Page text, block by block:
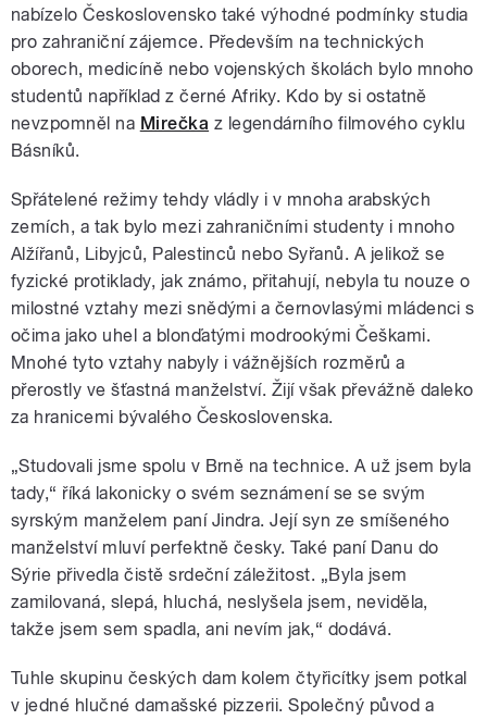
nabízelo Československo také výhodné podmínky studia
pro zahraniční zájemce. Především na technických
oborech, medicíně nebo vojenských školách bylo mnoho
studentů například z černé Afriky. Kdo by si ostatně
nevzpomněl na Mirečka z legendárního filmového cyklu
Básníků.
Spřátelené režimy tehdy vládly i v mnoha arabských
zemích, a tak bylo mezi zahraničními studenty i mnoho
Alžířanů, Libyjců, Palestinců nebo Syřanů. A jelikož se
fyzické protiklady, jak známo, přitahují, nebyla tu nouze o
milostné vztahy mezi snědými a černovlasými mládenci s
očima jako uhel a blonďatými modrookými Češkami.
Mnohé tyto vztahy nabyly i vážnějších rozměrů a
přerostly ve šťastná manželství. Žijí však převážně daleko
za hranicemi bývalého Československa.
„Studovali jsme spolu v Brně na technice. A už jsem byla
tady,“ říká lakonicky o svém seznámení se se svým
syrským manželem paní Jindra. Její syn ze smíšeného
manželství mluví perfektně česky. Také paní Danu do
Sýrie přivedla čistě srdeční záležitost. „Byla jsem
zamilovaná, slepá, hluchá, neslyšela jsem, neviděla,
takže jsem sem spadla, ani nevím jak,“ dodává.
Tuhle skupinu českých dam kolem čtyřicítky jsem potkal
v jedné hlučné damašské pizzerii. Společný původ a